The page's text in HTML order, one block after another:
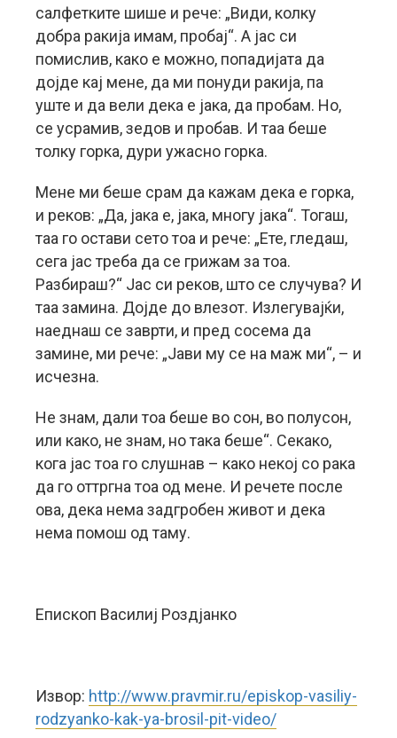
салфетките шише и рече: „Види, колку
добра ракија имам, пробај“. А јас си
помислив, како е можно, попадијата да
дојде кај мене, да ми понуди ракија, па
уште и да вели дека е јака, да пробам. Но,
се усрамив, зедов и пробав. И таа беше
толку горка, дури ужасно горка.
Мене ми беше срам да кажам дека е горка,
и реков: „Да, јака е, јака, многу јака“. Тогаш,
таа го остави сето тоа и рече: „Ете, гледаш,
сега јас треба да се грижам за тоа.
Разбираш?“ Јас си реков, што се случува? И
таа замина. Дојде до влезот. Излегувајќи,
наеднаш се заврти, и пред сосема да
замине, ми рече: „Јави му се на маж ми“, – и
исчезна.
Не знам, дали тоа беше во сон, во полусон,
или како, не знам, но така беше“. Секако,
кога јас тоа го слушнав – како некој со рака
да го оттргна тоа од мене. И речете после
ова, дека нема задгробен живот и дека
нема помош од таму.
Епископ Василиј Роздјанко
Извор: http://www.pravmir.ru/episkop-vasiliy-
rodzyanko-kak-ya-brosil-pit-video/